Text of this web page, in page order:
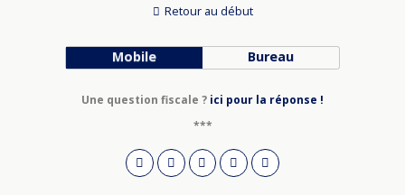
Retour au début
Mobile Bureau
Une question fiscale ? ici pour la réponse !
***